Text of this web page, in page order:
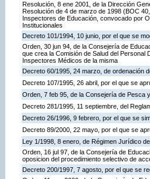
Resolución, 8 ene 2001, de la Dirección
Resolución de 4 de marzo de 1998 (BOC
Inspectores de Educación, convocado por
Institucionales
Decreto 101/1994, 10 junio, por el que se
Orden, 30 jun 94, de la Consejería de
que crea la Comisión de Salud del
Inspectores Médicos de la misma
Decreto 60/1995, 24 marzo, de ordenación
Decreto 107/1995, 26 abril, por el que se
Orden, 7 feb 95, de la Consejería de Pesca
Decreto 281/1995, 11 septiembre, del
Decreto 26/1996, 9 febrero, por el que se
Decreto 89/2000, 22 mayo, por el que se
Ley 1/1998, 8 enero, de Régimen Jurídico
Orden, 16 jul 97, de la Consejería de
oposicion del procedimiento selectivo de
Decreto 200/1997, 7 agosto, por el que se